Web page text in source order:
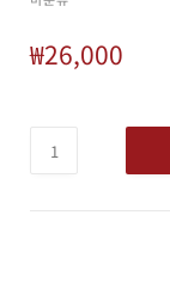
₩26,000